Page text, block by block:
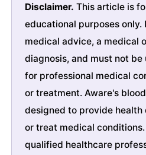
Disclaimer. This article is
educational purposes
medical advice, a medical
diagnosis, and must not
for professional medical
or treatment. Aware's
designed to provide health
or treat medical
qualified healthcare